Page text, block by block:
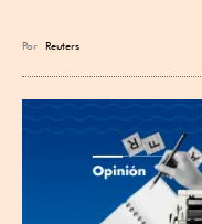
Por Reuters